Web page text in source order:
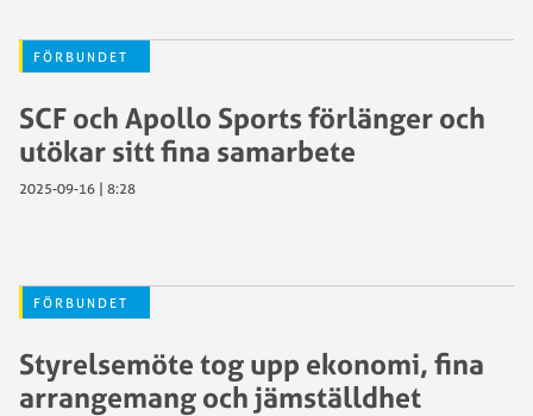
FÖRBUNDET
SCF och Apollo Sports förlänger och
utökar sitt fina samarbete
2025-09-16 | 8:28
FÖRBUNDET
Styrelsemöte tog upp ekonomi, fina
arrangemang och jämställdhet